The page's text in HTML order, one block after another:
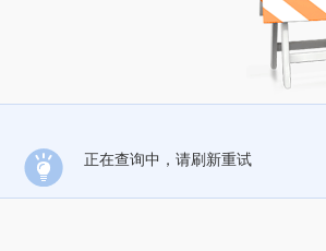
正在查询中，请刷新重试